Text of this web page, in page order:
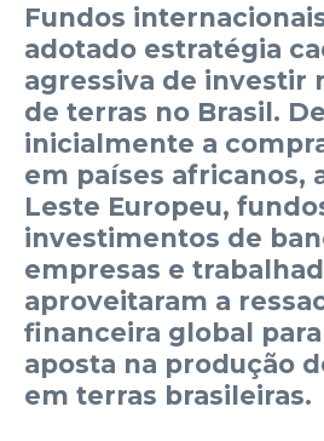
Fundos
adotado estratégia
agressiva de investir
de terras no Brasil.
inicialmente a
em países africanos,
Leste Europeu,
investimentos de
empresas e
aproveitaram a
financeira global
aposta na produção
em terras brasileiras.